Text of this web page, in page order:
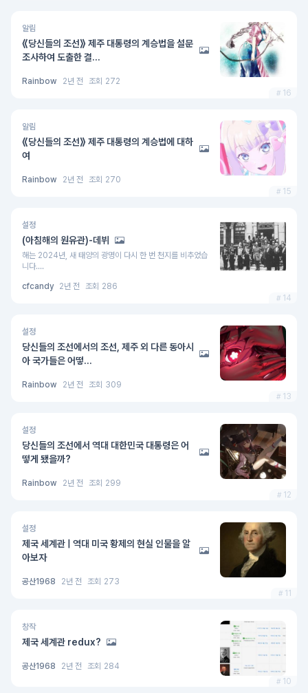
알림
⟪당신들의 조선⟫ 제주 대통령의 계승법을 설문
조사하여 도출한 결...
Rainbow 2년 전 조회 272
16
알림
⟪당신들의 조선⟫ 제주 대통령의 계승법에 대하
여
Rainbow 2년 전 조회 270
15
설정
(아침해의 원유관)-데뷔
해는 2024년, 새 태양의 광명이 다시 한 번 천지를 비추었습
니다....
cfcandy 2년 전 조회 286
14
설정
당신들의 조선에서의 조선, 제주 외 다른 동아시
아 국가들은 어떻...
Rainbow 2년 전 조회 309
13
설정
당신들의 조선에서 역대 대한민국 대통령은 어
떻게 됐을까?
Rainbow 2년 전 조회 299
12
설정
제국 세계관 | 역대 미국 황제의 현실 인물을 알
아보자
공산1968 2년 전 조회 273
11
창작
제국 세계관 redux?
공산1968 2년 전 조회 284
10